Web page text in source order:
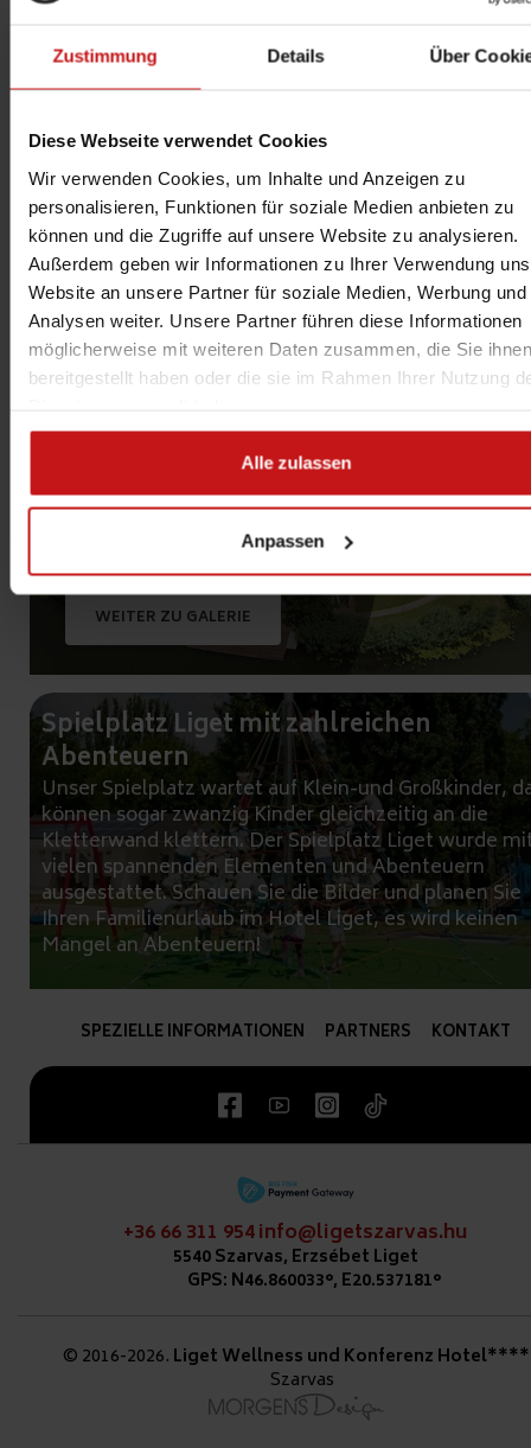
Zustimmung Details Über
Diese Webseite verwendet Cookies
Wir verwenden Cookies, um Inhalte und Anzeigen zu
personalisieren, Funktionen für soziale Medien anbieten zu
können und die Zugriffe auf unsere Website zu analysieren.
Außerdem geben wir Informationen zu Ihrer Verwendung
Website an unsere Partner für soziale Medien, Werbung und
Analysen weiter. Unsere Partner führen diese Informationen
möglicherweise mit weiteren Daten zusammen, die Sie ihnen
bereitgestellt haben oder die sie im Rahmen Ihrer Nutzung
Alle zulassen
Anpassen
Aufpreis Platz für maximal 6 Erwachsene und 2 Kinder. Für
zusätzlichen Personen stellen wir im Wohnzimmer ein
Schlafsofa bereit.
Den Bewohnern unserer Villen stellen wir für ihren
Jahren). In unseren Villen stellen wir Bademäntel aus Frottee
Verfügung. Das Mitnehmen der Bademäntel aus dem
Hotelbereich ist VERBOTEN!
BUCHUNG
IM HERZ VOM
KOMITAT
WEITER ZU GALERIE
Spielplatz Liget mit zahlreichen
Abenteuern
Unser Spielplatz wartet auf Klein-und Großkinder,
können sogar zwanzig Kinder gleichzeitig an die
Kletterwand klettern. Der Spielplatz Liget wurde
vielen spannenden Elementen und Abenteuern
ausgestattet. Schauen Sie die Bilder und planen Sie
Ihren Familienurlaub im Hotel Liget, es wird keinen
Mangel an Abenteuern!
SPEZIELLE INFORMATIONEN PARTNERS KONTAKT
+36 66 311 954info@ligetszarvas.hu
5540 Szarvas, Erzsébet Liget
GPS: N46.860033°, E20.537181°
© 2016-2026. Liget Wellness und Konferenz Hotel****
Szarvas